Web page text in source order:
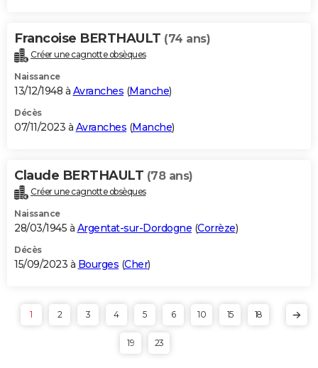
Francoise BERTHAULT (74 ans)
Créer une cagnotte obsèques
Naissance
13/12/1948 à Avranches (Manche)
Décès
07/11/2023 à Avranches (Manche)
Claude BERTHAULT (78 ans)
Créer une cagnotte obsèques
Naissance
28/03/1945 à Argentat-sur-Dordogne (Corrèze)
Décès
15/09/2023 à Bourges (Cher)
1 2 3 4 5 6 10 15 18
19 23